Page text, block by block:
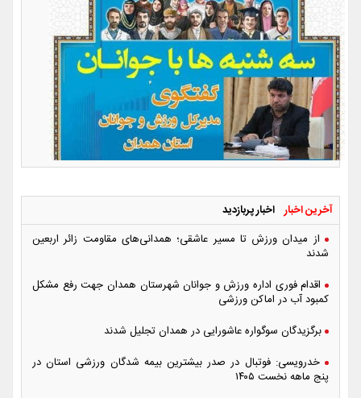
آخرین اخبار اخبار پربازدید
از میدان ورزش تا مسیر عاشقی؛ همدانی‌های مقاومت زائر اربعین
شدند
اقدام فوری اداره ورزش و جوانان شهرستان همدان جهت رفع مشکل
کمبود آب در اماکن ورزشی
برگزیدگان سوگواره عاشورایی در همدان تجلیل شدند
خدرویسی: فوتبال در صدر بیشترین بیمه شدگان ورزشی استان در
پنج ماهه نخست ۱۴۰۵